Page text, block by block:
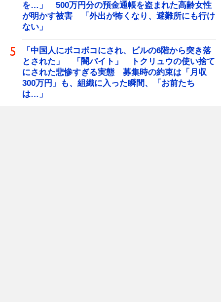
を…」 500万円分の預金通帳を盗まれた高齢女性
が明かす被害 「外出が怖くなり、避難所にも行け
ない」
「中国人にボコボコにされ、ビルの6階から突き落
とされた」 「闇バイト」 トクリュウの使い捨て
にされた悲惨すぎる実態 募集時の約束は「月収
300万円」も、組織に入った瞬間、「お前たち
は…」